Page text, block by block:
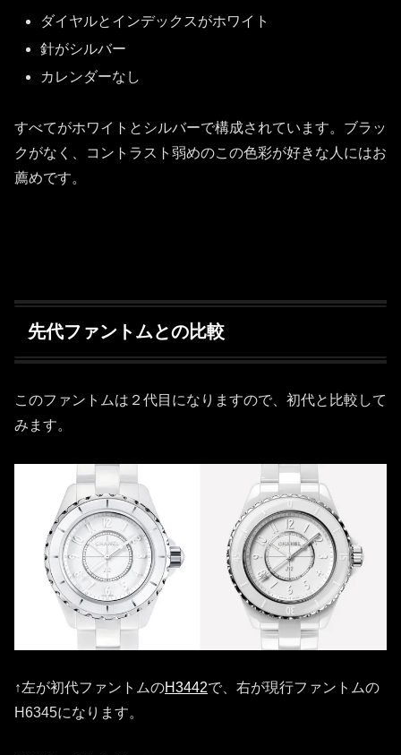
ダイヤルとインデックスがホワイト
針がシルバー
カレンダーなし
すべてがホワイトとシルバーで構成されています。ブラッ
クがなく、コントラスト弱めのこの色彩が好きな人にはお
薦めです。
先代ファントムとの比較
このファントムは２代目になりますので、初代と比較して
みます。
↑左が初代ファントムのH3442で、右が現行ファントムの
H6345になります。